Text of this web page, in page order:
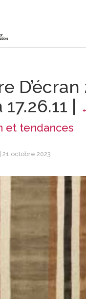
D’écran
17.26.11 |
et tendances
21 octobre 2023